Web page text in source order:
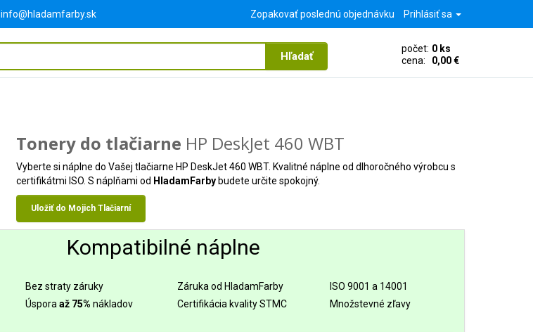
info@hladamfarby.sk Zopakovať poslednú objednávku Prihlásiť sa
Hľadať
počet: 0 ks
cena:
0,00 €
Tonery do tlačiarne HP DeskJet 460 WBT
Vyberte si náplne do Vašej tlačiarne HP DeskJet 460 WBT. Kvalitné náplne od dlhoročného výrobcu s
certifikátmi ISO. S náplňami od HladamFarbybudete určite spokojný.
Uložiť do Mojich Tlačiarní
Kompatibilné náplne
Bez straty záruky
Úspora až 75% nákladov
Záruka od HladamFarby
Certifikácia kvality STMC
ISO 9001 a 14001
Množstevné zľavy